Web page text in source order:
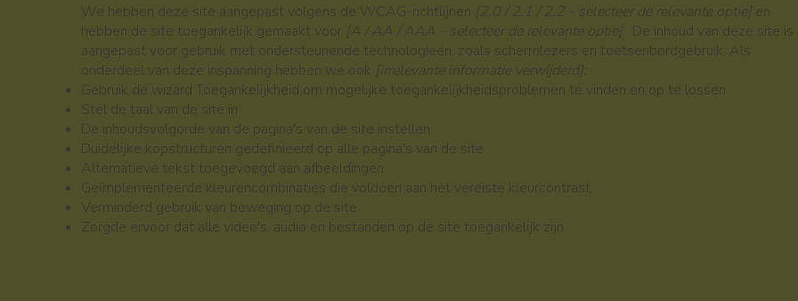
We hebben deze site aangepast volgens de WCAG-richtlijnen [2.0 / 2.1 / 2.2 - selecteer de relevante optie]
en
hebben de site toegankelijk gemaakt voor
[A / AA / AAA - selecteer de relevante optie]
. De inhoud van deze site is
aangepast voor gebruik met ondersteunende technologieën, zoals schermlezers en toetsenbordgebruik. Als
onderdeel van deze inspanning hebben we ook
[irrelevante informatie verwijderd]:
Gebruik de wizard Toegankelijkheid om mogelijke toegankelijkheidsproblemen te vinden en op te lossen
Stel de taal van de site in
De inhoudsvolgorde van de pagina's van de site instellen
Duidelijke kopstructuren gedefinieerd op alle pagina's van de site
Alternatieve tekst toegevoegd aan afbeeldingen
Geïmplementeerde kleurencombinaties die voldoen aan het vereiste kleurcontrast
Verminderd gebruik van beweging op de site
Zorgde ervoor dat alle video's, audio en bestanden op de site toegankelijk zijn